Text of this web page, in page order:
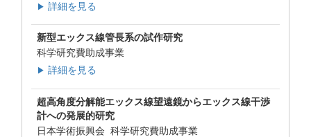
▶ 詳細を見る
新型エックス線管長系の試作研究
科学研究費助成事業
▶ 詳細を見る
超高角度分解能エックス線望遠鏡からエックス線干渉
計への発展的研究
日本学術振興会 科学研究費助成事業